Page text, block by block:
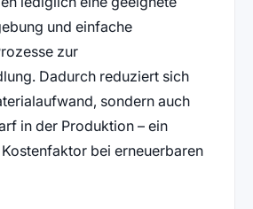
und einfache
zur
Dadurch reduziert sich
sondern auch
in der Produktion – ein
bei erneuerbaren